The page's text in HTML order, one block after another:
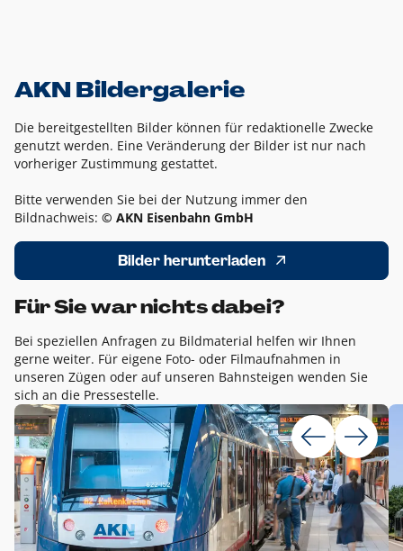
AKN Bildergalerie
Die bereitgestellten Bilder können für redaktionelle Zwecke
genutzt werden. Eine Veränderung der Bilder ist nur nach
vorheriger Zustimmung gestattet.
Bitte verwenden Sie bei der Nutzung immer den
Bildnachweis: © AKN Eisenbahn GmbH
Bilder herunterladen
Für Sie war nichts dabei?
Bei speziellen Anfragen zu Bildmaterial helfen wir Ihnen
gerne weiter. Für eigene Foto- oder Filmaufnahmen in
unseren Zügen oder auf unseren Bahnsteigen wenden Sie
sich an die Pressestelle.